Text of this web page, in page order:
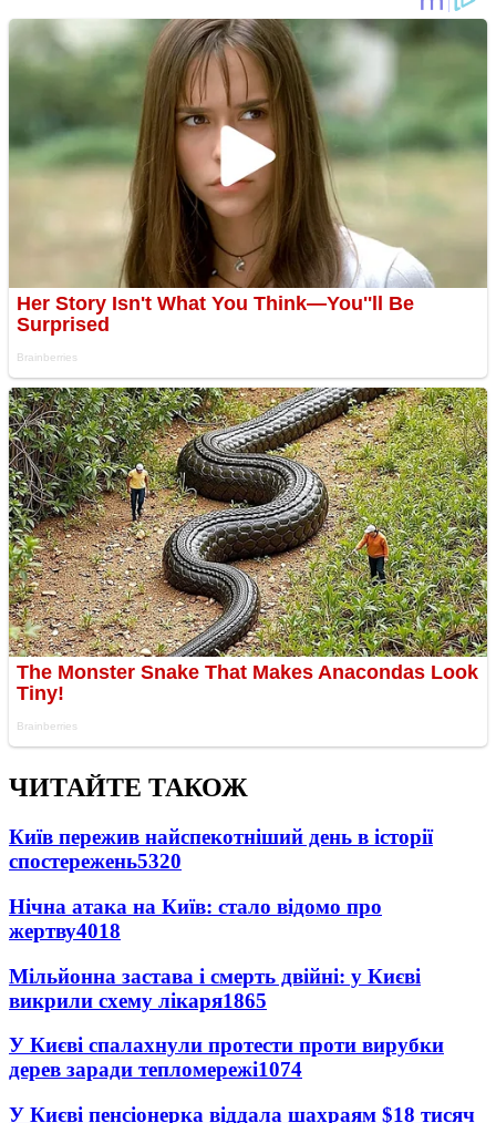
ЧИТАЙТЕ ТАКОЖ
Київ пережив найспекотніший день в історії
спостережень5320
Нічна атака на Київ: стало відомо про
жертву4018
Мільйонна застава і смерть двійні: у Києві
викрили схему лікаря1865
У Києві спалахнули протести проти вирубки
дерев заради тепломережі1074
У Києві пенсіонерка віддала шахраям $18 тисяч